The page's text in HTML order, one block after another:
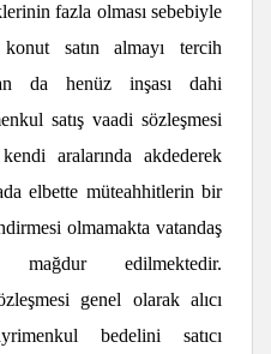
fazla olması sebebiyle
satın almayı tercih
da henüz inşası dahi
satış vaadi sözleşmesi
aralarında akdederek
elbette müteahhitlerin bir
olmamakta vatandaş
mağdur edilmektedir.
genel olarak alıcı
bedelini satıcı